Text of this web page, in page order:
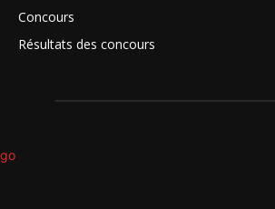
Concours
Résultats des concours